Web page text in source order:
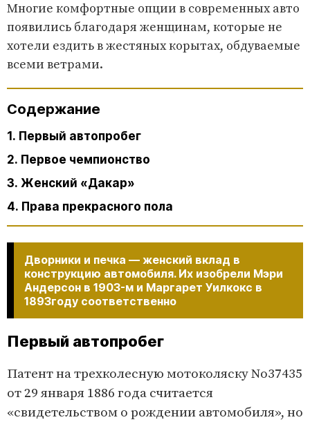
Многие комфортные опции в современных авто
появились благодаря женщинам, которые не
хотели ездить в жестяных корытах, обдуваемые
всеми ветрами.
Содержание
1. Первый автопробег
2. Первое чемпионство
3. Женский «Дакар»
4. Права прекрасного пола
Дворники и печка — женский вклад в
конструкцию автомобиля. Их изобрели Мэри
Андерсон в 1903-м и Маргарет Уилкокс в
1893году соответственно
Первый автопробег
Патент на трехколесную мотоколяску No37435
от 29 января 1886 года считается
«свидетельством о рождении автомобиля», но